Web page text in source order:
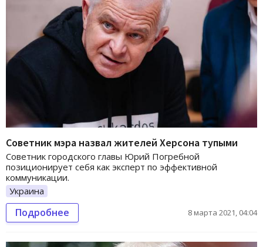
Советник мэра назвал жителей Херсона тупыми
Советник городского главы Юрий Погребной
позиционирует себя как эксперт по эффективной
коммуникации.
Украина
Подробнее 8 марта 2021, 04:04